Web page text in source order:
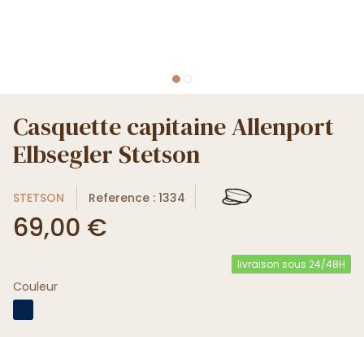
Casquette capitaine Allenport
Elbsegler Stetson
STETSON Reference : 1334
69,00 €
livraison sous 24/48H
Couleur